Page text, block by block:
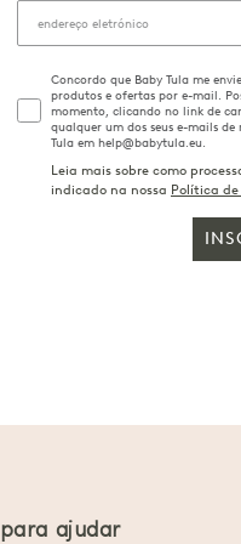
Concordo que Baby Tula me
produtos e ofertas por e-mail.
momento, clicando no link de
qualquer um dos seus e-mails
Tula em help@babytula.eu.
Leia mais sobre como
indicado na nossa Política
ajudar